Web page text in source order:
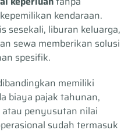
kendaraan.
sesekali, liburan keluarga,
sewa memberikan solusi
spesifik.
memiliki
biaya pajak tahunan,
penyusutan nilai
sudah termasuk